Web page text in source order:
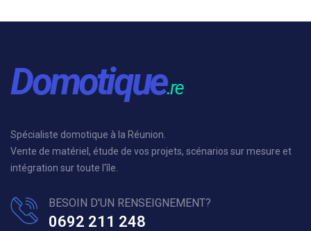
Spécialiste domotique à la Réunion.
Vente de matériel, étude de vos projets, scénarios sur mesure et
intégration sur toute l'île.
BESOIN D'UN RENSEIGNEMENT?
0692 211 248